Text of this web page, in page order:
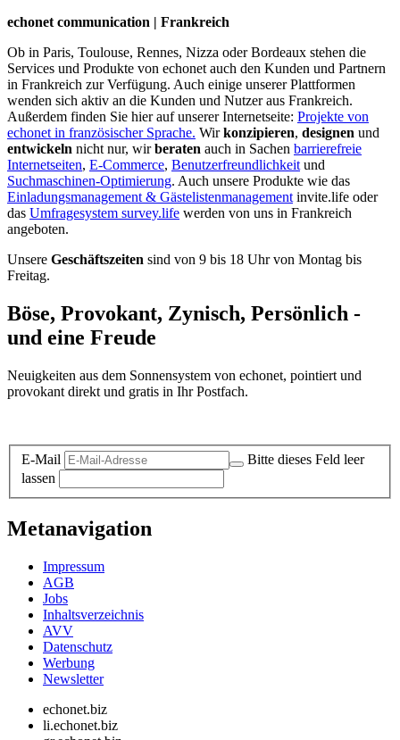
echonet communication | Frankreich
Ob in Paris, Toulouse, Rennes, Nizza oder Bordeaux stehen die
Services und Produkte von echonet auch den Kunden und Partnern
in Frankreich zur Verfügung. Auch einige unserer Plattformen
wenden sich aktiv an die Kunden und Nutzer aus Frankreich.
Außerdem finden Sie hier auf unserer Internetseite: Projekte von
echonet in französischer Sprache. Wirkonzipieren, designen und
entwickeln nicht nur, wirberaten auch in Sachen barrierefreie
Internetseiten, E-Commerce, Benutzerfreundlichkeit und
Suchmaschinen-Optimierung. Auch unsere Produkte wie das
Einladungsmanagement & Gästelistenmanagement invite.life oder
das Umfragesystem survey.life werden von uns in Frankreich
angeboten.
Unsere Geschäftszeiten sind von 9 bis 18 Uhr von Montag bis
Freitag.
Böse, Provokant, Zynisch, Persönlich -
und eine Freude
Neuigkeiten aus dem Sonnensystem von echonet, pointiert und
provokant direkt und gratis in Ihr Postfach.
E-Mail
Bitte dieses Feld leer
lassen
Metanavigation
Impressum
AGB
Jobs
Inhaltsverzeichnis
AVV
Datenschutz
Werbung
Newsletter
echonet.biz
li.echonet.biz